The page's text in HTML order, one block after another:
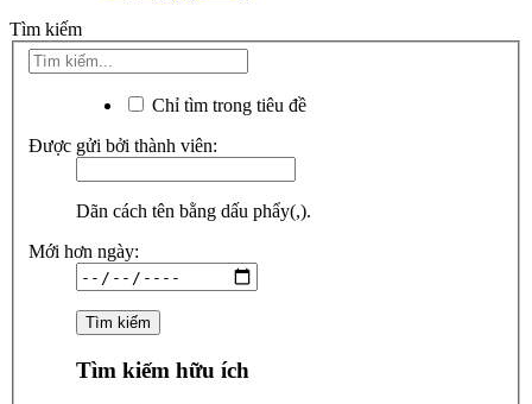
Tìm kiếm
Chỉ tìm trong tiêu đề
Được gửi bởi thành viên:
Dãn cách tên bằng dấu phẩy(,).
Mới hơn ngày:
Tìm kiếm hữu ích